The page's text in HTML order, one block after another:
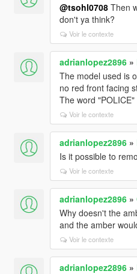
@tsohl0708Then
don't ya think?
Voir le contexte
adrianlopez2896»
The model used is
no red front facing
The word
Voir le contexte
adrianlopez2896»
Is it possible to
Voir le contexte
adrianlopez2896»
Why doesn't the
and the amber
Voir le contexte
adrianlopez2896»